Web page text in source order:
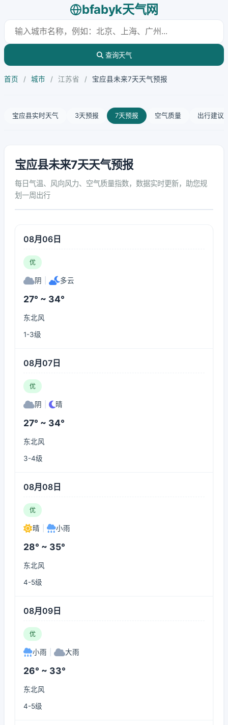
bfabyk天气网
查询天气
首页 / 城市 / 江苏省 / 宝应县未来7天天气预报
宝应县实时天气 3天预报 7天预报 空气质量 出行建议
宝应县未来7天天气预报
每日气温、风向风力、空气质量指数，数据实时更新，助您规
划一周出行
08月06日
优
阴 多云
27° ~ 34°
东北风
1-3级
08月07日
优
阴 晴
27° ~ 34°
东北风
3-4级
08月08日
优
晴 小雨
28° ~ 35°
东北风
4-5级
08月09日
优
小雨 大雨
26° ~ 33°
东北风
4-5级